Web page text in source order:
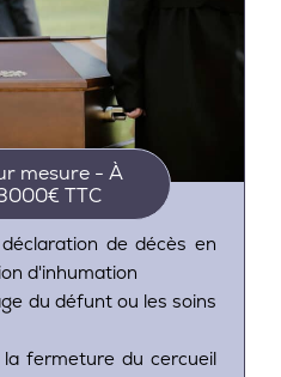
mesure - À
TTC
de décès en
d'inhumation
du défunt ou les soins
fermeture du cercueil